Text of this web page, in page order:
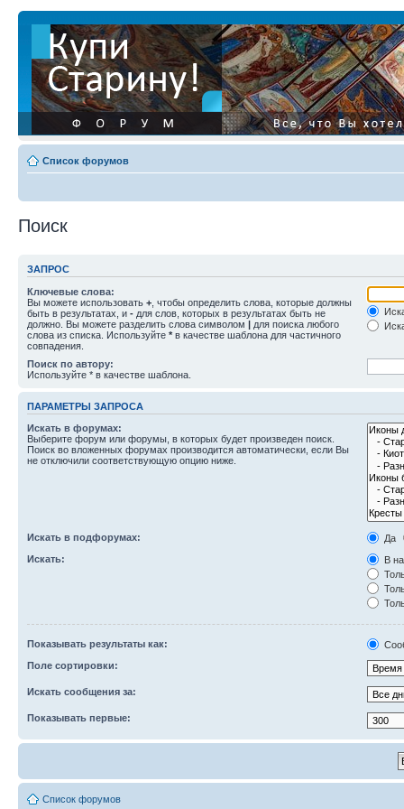
Список форумов
Поиск
ЗАПРОС
Ключевые слова:
Вы можете использовать + , чтобы определить слова, которые должны
быть в результатах, и - для слов, которых в результатах быть не
должно. Вы можете разделить слова символом | для поиска любого
слова из списка. Используйте * в качестве шаблона для частичного
совпадения.
Поиск по автору:
Используйте * в качестве шаблона.
ПАРАМЕТРЫ ЗАПРОСА
Искать в форумах:
Выберите форум или форумы, в которых будет произведен поиск.
Поиск во вложенных форумах производится автоматически, если Вы
не отключили соответствующую опцию ниже.
Искать в подфорумах:
Да
Искать:
В
Показывать результаты как:
Поле сортировки:
Искать сообщения за:
Показывать первые:
Список форумов